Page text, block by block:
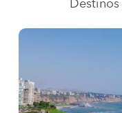
Destinos